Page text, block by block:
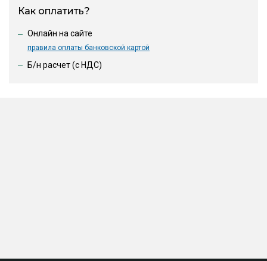
Как оплатить?
Онлайн на сайте
правила оплаты банковской картой
Б/н расчет (c НДС)